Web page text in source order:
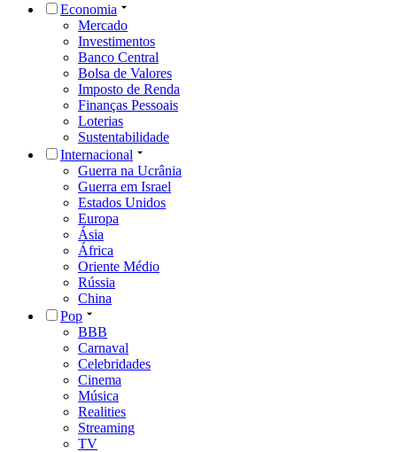
Economia
Mercado
Investimentos
Banco Central
Bolsa de Valores
Imposto de Renda
Finanças Pessoais
Loterias
Sustentabilidade
Internacional
Guerra na Ucrânia
Guerra em Israel
Estados Unidos
Europa
Ásia
África
Oriente Médio
Rússia
China
Pop
BBB
Carnaval
Celebridades
Cinema
Música
Realities
Streaming
TV